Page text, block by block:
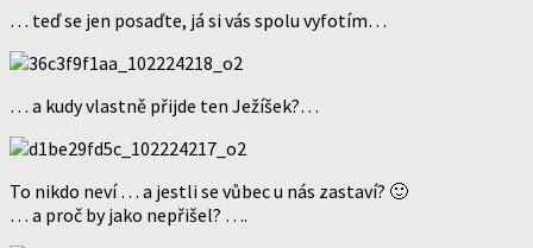
… teď se jen posaďte, já si vás spolu vyfotím…
… a kudy vlastně přijde ten Ježíšek?…
To nikdo neví … a jestli se vůbec u nás zastaví? 🙂
… a proč by jako nepřišel? ….